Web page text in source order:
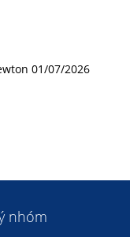
01/07/2026
nhóm